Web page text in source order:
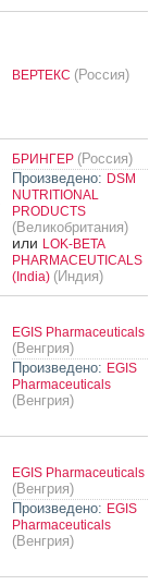
ВЕРТЕКС (Россия)
БРИНГЕР (Россия)
Произведено: DSM
NUTRITIONAL
PRODUCTS
(Великобритания)
или LOK-BETA
PHARMACEUTICALS
(India) (Индия)
EGIS Pharmaceuticals
(Венгрия)
Произведено: EGIS
Pharmaceuticals
(Венгрия)
EGIS Pharmaceuticals
(Венгрия)
Произведено: EGIS
Pharmaceuticals
(Венгрия)